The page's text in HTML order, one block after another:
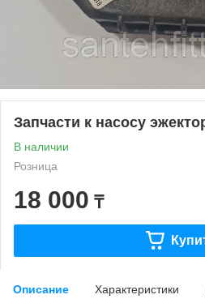
Запчасти к насосу
В наличии
Розница
18 000 ₸
Описание Характеристики